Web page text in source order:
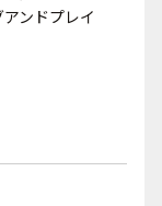
ンドプレイ